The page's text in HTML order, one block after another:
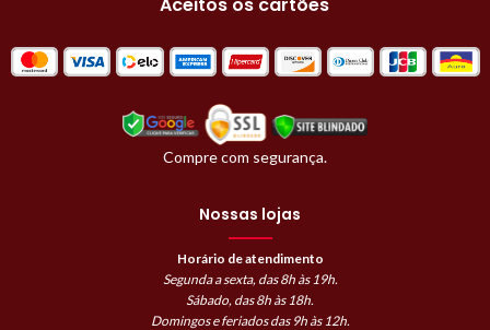
Compre com segurança.
Nossas lojas
Horário de atendimento
Segunda a sexta, das 8h às 19h.
Sábado, das 8h às 18h.
Domingos e feriados das 9h às 12h.